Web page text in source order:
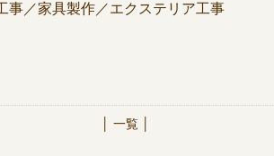
事／家具製作／エクステリア工事
│ 一覧 │